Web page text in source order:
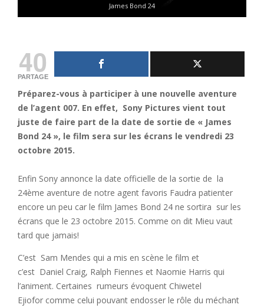
James Bond 24
40
PARTAGE
Préparez-vous à participer à une nouvelle aventure
de l’agent 007. En effet, Sony Pictures vient tout
juste de faire part de la date de sortie de « James
Bond 24 », le film sera sur les écrans le vendredi 23
octobre 2015.
Enfin Sony annonce la date officielle de la sortie de la
24ème aventure de notre agent favoris Faudra patienter
encore un peu car le film James Bond 24 ne sortira sur les
écrans que le 23 octobre 2015. Comme on dit Mieu vaut
tard que jamais!
C’est Sam Mendes qui a mis en scène le film et
c’est Daniel Craig, Ralph Fiennes et Naomie Harris qui
l’animent. Certaines rumeurs évoquent Chiwetel
Ejiofor comme celui pouvant endosser le rôle du méchant